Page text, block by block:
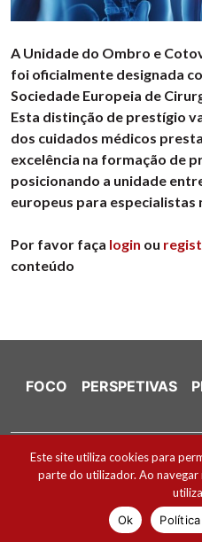
A Unidade do Ombro e
foi oficialmente designada
Sociedade Europeia de
Esta distinção de prestígio
dos cuidados médicos
excelência na formação de
posicionando a unidade
europeus para especialistas
Por favor faça login ou
conteúdo
FOCO PERSPETIVAS
Ficha Técnica e Estatuto
Política de Cookies
2026 ® Todos os direitos
Este site utiliza cookies para
parte do utilizador. Ao navegar
Ok